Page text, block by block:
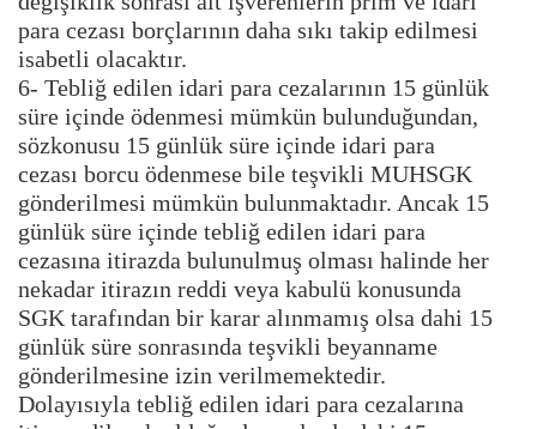
para cezası borçlarının daha sıkı takip edilmesi
isabetli olacaktır.
6- Tebliğ edilen idari para cezalarının 15 günlük
süre içinde ödenmesi mümkün bulunduğundan,
sözkonusu 15 günlük süre içinde idari para
cezası borcu ödenmese bile teşvikli MUHSGK
gönderilmesi mümkün bulunmaktadır. Ancak 15
günlük süre içinde tebliğ edilen idari para
cezasına itirazda bulunulmuş olması halinde her
nekadar itirazın reddi veya kabulü konusunda
SGK tarafından bir karar alınmamış olsa dahi 15
günlük süre sonrasında teşvikli beyanname
gönderilmesine izin verilmemektedir.
Dolayısıyla tebliğ edilen idari para cezalarına